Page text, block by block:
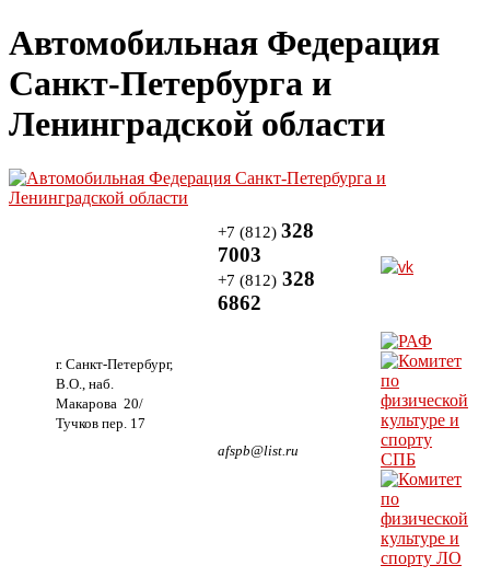
Автомобильная Федерация
Санкт-Петербурга и
Ленинградской области
г. Санкт-Петербург,
В.О., наб.
Макарова 20/
Тучков пер. 17
+7 (812) 328
7003
+7 (812) 328
6862
afspb@list.ru